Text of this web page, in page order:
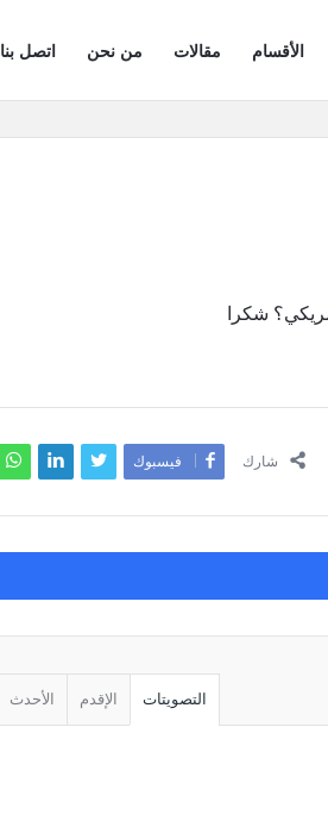
الأقسام مقالات من نحن اتصل بنا
شكرا
شارك فيسبوك
التصويتات
الإقدم الأحدث